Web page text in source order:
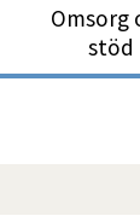
Omsorg
stöd